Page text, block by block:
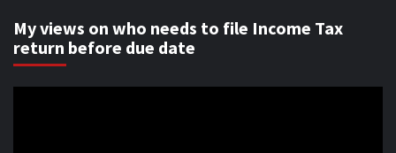
My views on who needs to file Income Tax
return before due date